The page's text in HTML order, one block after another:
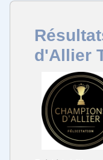
d'Allier